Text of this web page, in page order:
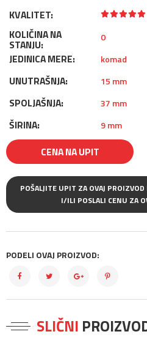
KVALITET:
KOLIČINA NA
STANJU:
0
JEDINICA MERE: komad
UNUTRAŠNJA: 15 mm
SPOLJAŠNJA: 37 mm
ŠIRINA: 9 mm
CENA NA UPIT
POŠALJITE UPIT ZA OVAJ
I/
PODELI OVAJ PROIZVOD:
SLIČNI